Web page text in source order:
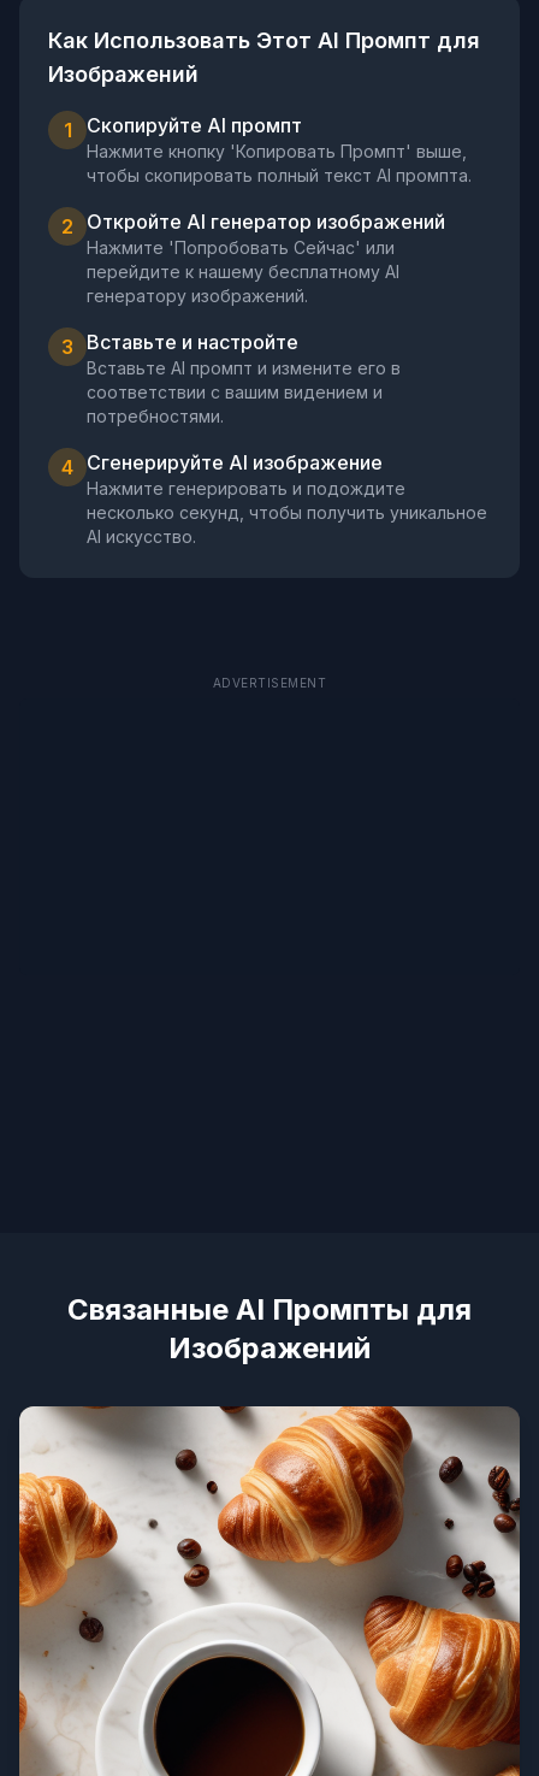
Как Использовать Этот AI Промпт для
Изображений
1 Скопируйте AI промпт
Нажмите кнопку 'Копировать Промпт' выше,
чтобы скопировать полный текст AI промпта.
2 Откройте AI генератор изображений
Нажмите 'Попробовать Сейчас' или
перейдите к нашему бесплатному AI
генератору изображений.
3 Вставьте и настройте
Вставьте AI промпт и измените его в
соответствии с вашим видением и
потребностями.
4 Сгенерируйте AI изображение
Нажмите генерировать и подождите
несколько секунд, чтобы получить уникальное
AI искусство.
ADVERTISEMENT
Связанные AI Промпты для
Изображений